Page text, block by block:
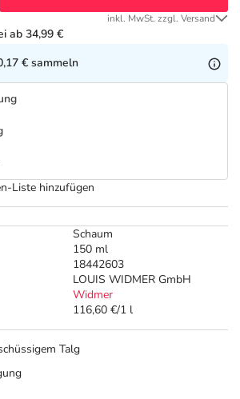
Schaum
150 ml
18442603
LOUIS WIDMER GmbH
Widmer
116,60 €/1 l
inkl. MwSt. zzgl. Versand
ab 34,99 €
€ sammeln
Liste hinzufügen
Talg